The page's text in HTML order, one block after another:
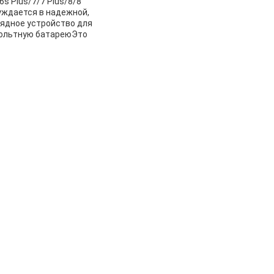
в надежной,
устройство для
батареюЭто